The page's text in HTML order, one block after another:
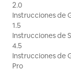
2.0
Instrucciones de
1.5
Instrucciones de
4.5
Instrucciones de
Pro